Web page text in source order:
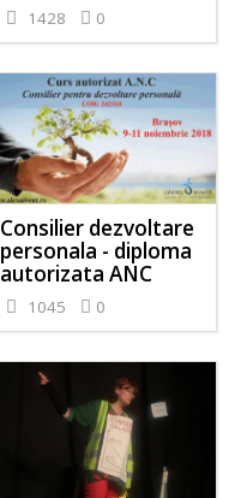
1428 0
Consilier dezvoltare
personala - diploma
autorizata ANC
1045 0